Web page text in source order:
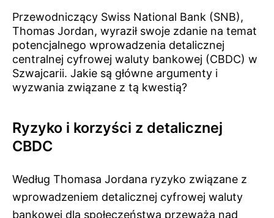
Przewodniczący Swiss National Bank (SNB),
Thomas Jordan, wyraził swoje zdanie na temat
potencjalnego wprowadzenia detalicznej
centralnej cyfrowej waluty bankowej (CBDC) w
Szwajcarii. Jakie są główne argumenty i
wyzwania związane z tą kwestią?
Ryzyko i korzyści z detalicznej
CBDC
Według Thomasa Jordana ryzyko związane z
wprowadzeniem detalicznej cyfrowej waluty
bankowej dla społeczeństwa przeważa nad